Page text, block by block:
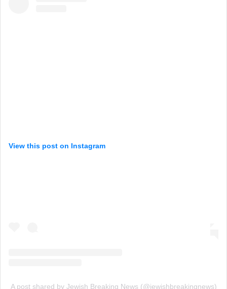
View this post on Instagram
A post shared by Jewish Breaking News (@jewishbreakingnews)